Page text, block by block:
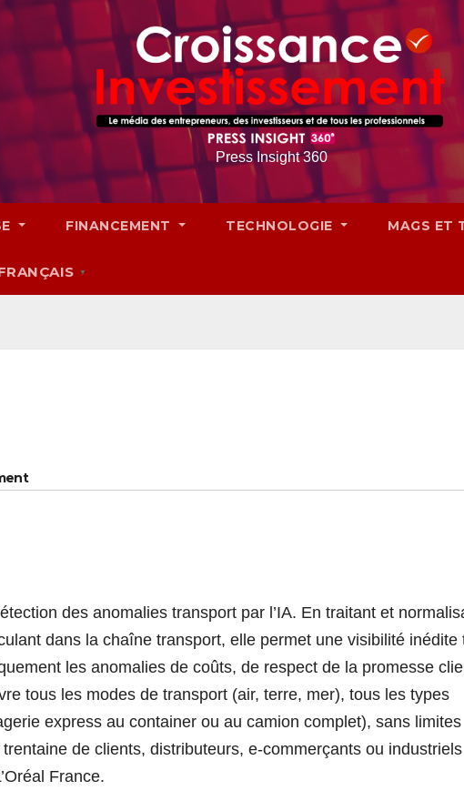
Press Insight 360
FINANCEMENT TECHNOLOGIE MAGS ET
▼
des anomalies transport par l’IA. En traitant et
dans la chaîne transport, elle permet une visibilité inédite
les anomalies de coûts, de respect de la promesse
tous les modes de transport (air, terre, mer), tous les types
express au container ou au camion complet), sans limites
de clients, distributeurs, e-commerçants ou industriels
France.